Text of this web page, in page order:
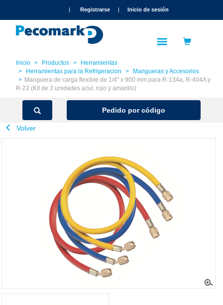
| Registrarse | Inicio de sesión
Inicio Productos
Herramientas
Herramientas para la Refrigeracion
Mangueras y Accesorios
Manguera de carga flexible de 1/4" x 900 mm para R-134a, R-404A y
R-22 (Kit de 3 unidades azul, rojo y amarillo)
Pedido por código
Volver